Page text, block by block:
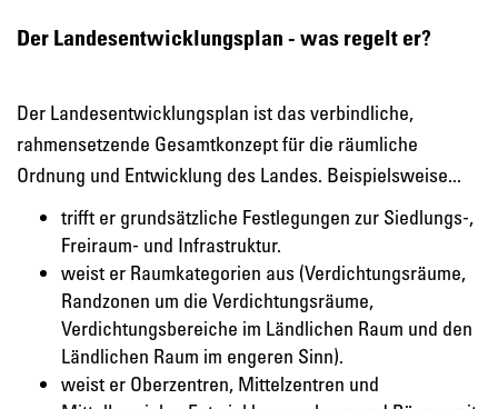
Der Landesentwicklungsplan - was regelt er?
Der Landesentwicklungsplan ist das verbindliche,
rahmensetzende Gesamtkonzept für die räumliche
Ordnung und Entwicklung des Landes. Beispielsweise...
trifft er grundsätzliche Festlegungen zur Siedlungs-,
Freiraum- und Infrastruktur.
weist er Raumkategorien aus (Verdichtungsräume,
Randzonen um die Verdichtungsräume,
Verdichtungsbereiche im Ländlichen Raum und den
Ländlichen Raum im engeren Sinn).
weist er Oberzentren, Mittelzentren und